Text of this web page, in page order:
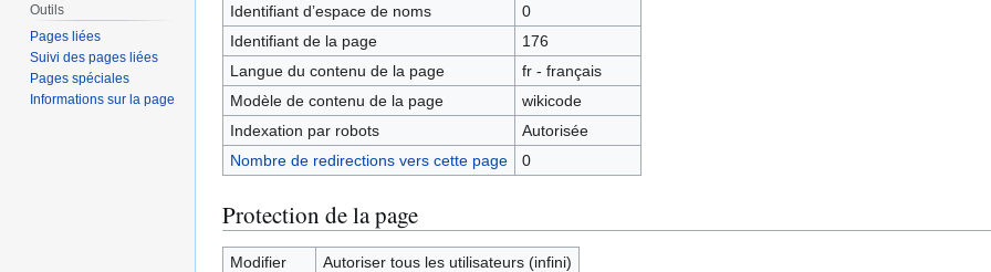
Identifiant dʼespace de noms
0
Identifiant de la page
176
Langue du contenu de la page
fr - français
Modèle de contenu de la page
wikicode
Indexation par robots
Autorisée
Nombre de redirections vers cette page
0
Protection de la page
Modifier
Autoriser tous les utilisateurs (infini)
Outils
Pages liées
Suivi des pages liées
Pages spéciales
Informations sur la page